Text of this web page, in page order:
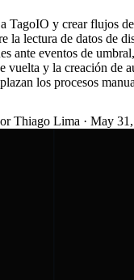
TagoIO y crear flujos
la lectura de datos de
ante eventos de
vuelta y la creación de
los procesos
Thiago Lima · May